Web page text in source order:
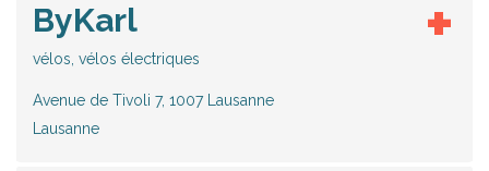
ByKarl
vélos, vélos électriques
Avenue de Tivoli 7, 1007 Lausanne
Lausanne